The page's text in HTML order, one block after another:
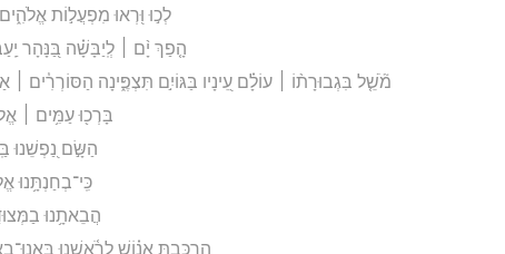
לְכ֣וּ וּ֭רְאוּ מִפְעֲל֣וֹת
הָ֤פַךְ יָ֨ם ׀ לְֽיַבָּשָׁ֗ה בַּ֭נָּהָר
מֹ֘שֵׁ֤ל בִּגְבוּרָת֨וֹ ׀ עוֹלָ֗ם עֵ֭ינָיו בַּגּוֹיִ֣ם תִּצְפֶּ֑ינָה הַסּוֹרְרִ֓ים ׀
בָּרְכ֖וּ עַמִּ֥ים ׀
הַשָּׂ֣ם נַ֭פְשֵׁנוּ
כִּֽי־בְחַנְתָּ֥נוּ
הֲבֵאתָ֥נוּ
הִרְכַּ֥בְתָּ אֱנ֗וֹשׁ לְרֹ֫אשֵׁ֥נוּ